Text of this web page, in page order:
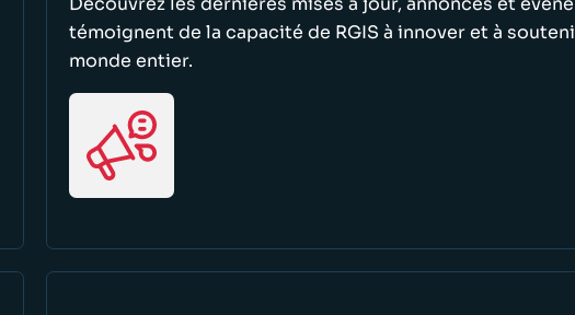
témoignent de la capacité de RGIS à innover et à
monde entier.